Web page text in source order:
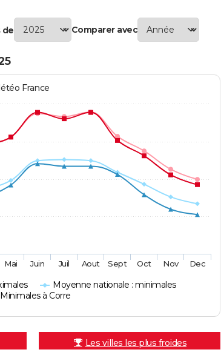
de Comparer avec
France
Moyenne nationale : minimales
Minimales à Corre
Mai Juin Juil Aout Sept Oct Nov Dec
Les villes les plus froides